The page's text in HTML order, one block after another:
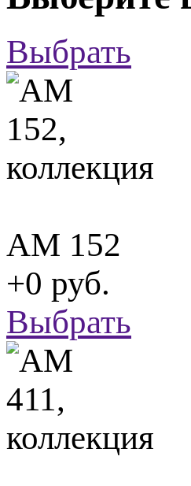
Выбрать
АМ 152
+0 руб.
Выбрать